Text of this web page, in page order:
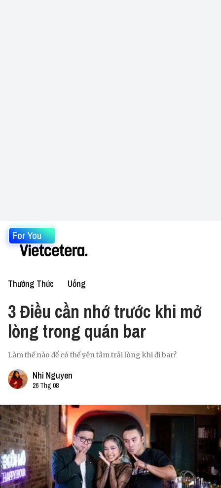
For You
Thưởng Thức Uống
3 Điều cần nhớ trước khi mở
lòng trong quán bar
Làm thế nào để có thể yên tâm trải lòng khi đi bar?
Nhi Nguyen
26 Thg 08